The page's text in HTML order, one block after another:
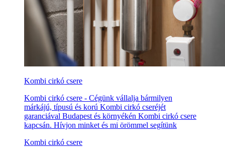
Kombi cirkó csere
Kombi cirkó csere - Cégünk vállalja bármilyen
márkájú, típusú és korú Kombi cirkó cseréjét
garanciával Budapest és környékén Kombi cirkó csere
kapcsán. Hívjon minket és mi örömmel segítünk
Kombi cirkó csere